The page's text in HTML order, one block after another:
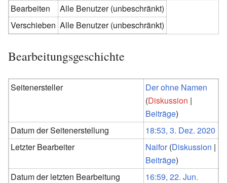
Bearbeiten
Alle Benutzer (unbeschränkt)
Verschieben Alle Benutzer (unbeschränkt)
Bearbeitungsgeschichte
Seitenersteller
Der ohne Namen
(Diskussion |
Beiträge)
Datum der Seitenerstellung
18:53, 3. Dez. 2020
Letzter Bearbeiter
Naifor (Diskussion |
Beiträge)
Datum der letzten Bearbeitung
16:59, 22. Jun.